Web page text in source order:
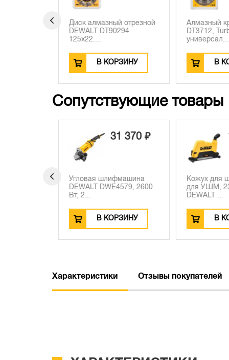
Диск алмазный отрезной
DEWALT DT90294
125х22....
В КОРЗИНУ
Алмазный
DT3712,
универсал...
В
Сопутствующие товары
31 370 ₽
Угловая шлифмашина
DEWALT DWE4579, 2600
Вт, 2...
В КОРЗИНУ
Кожух для
для УШМ,
DEWALT ...
В
Характеристики Отзывы покупателей